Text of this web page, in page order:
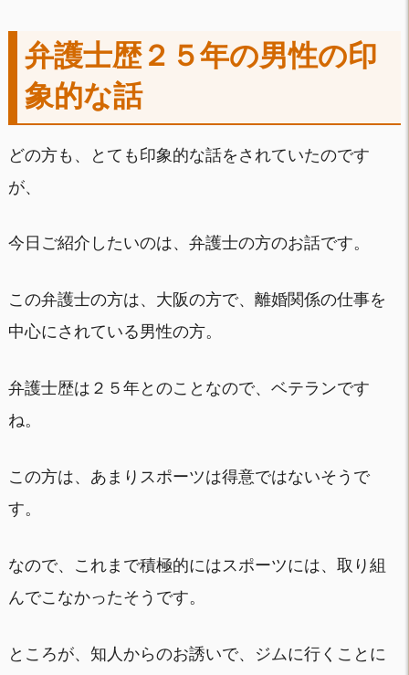
弁護士歴２５年の男性の印
象的な話
どの方も、とても印象的な話をされていたのです
が、
今日ご紹介したいのは、弁護士の方のお話です。
この弁護士の方は、大阪の方で、離婚関係の仕事を
中心にされている男性の方。
弁護士歴は２５年とのことなので、ベテランです
ね。
この方は、あまりスポーツは得意ではないそうで
す。
なので、これまで積極的にはスポーツには、取り組
んでこなかったそうです。
ところが、知人からのお誘いで、ジムに行くことに